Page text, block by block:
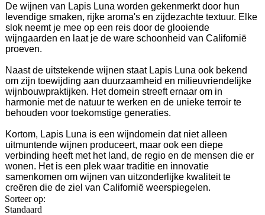
De wijnen van Lapis Luna worden gekenmerkt door hun
levendige smaken, rijke aroma's en zijdezachte textuur. Elke
slok neemt je mee op een reis door de glooiende
wijngaarden en laat je de ware schoonheid van Californië
proeven.
Naast de uitstekende wijnen staat Lapis Luna ook bekend
om zijn toewijding aan duurzaamheid en milieuvriendelijke
wijnbouwpraktijken. Het domein streeft ernaar om in
harmonie met de natuur te werken en de unieke terroir te
behouden voor toekomstige generaties.
Kortom, Lapis Luna is een wijndomein dat niet alleen
uitmuntende wijnen produceert, maar ook een diepe
verbinding heeft met het land, de regio en de mensen die er
wonen. Het is een plek waar traditie en innovatie
samenkomen om wijnen van uitzonderlijke kwaliteit te
creëren die de ziel van Californië weerspiegelen.
Sorteer op:
Standaard